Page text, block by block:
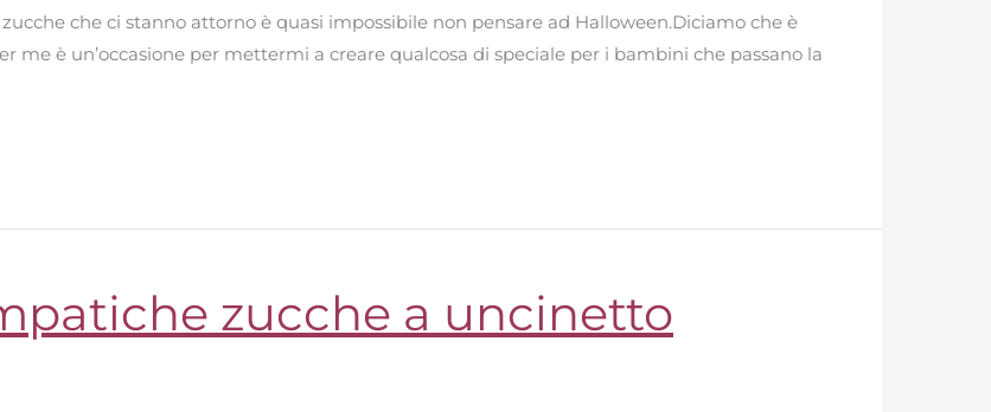
che ci stanno attorno è quasi impossibile non pensare ad Halloween.Diciamo che è
me è un’occasione per mettermi a creare qualcosa di speciale per i bambini che passano la
zucche a uncinetto